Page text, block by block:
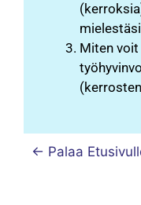
Miten
← Palaa